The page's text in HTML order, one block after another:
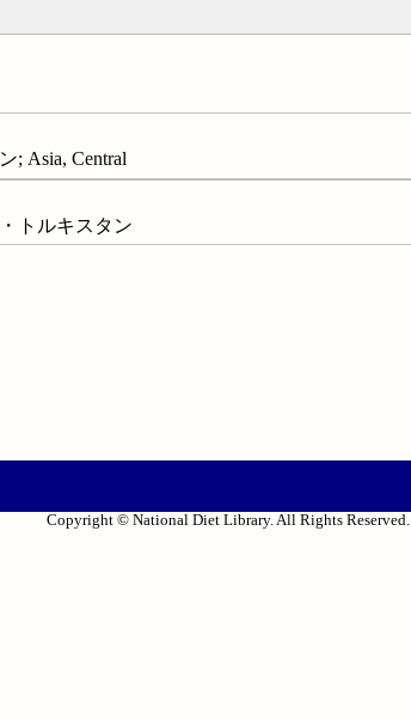
; Asia, Central
トルキスタン
Copyright © National Diet Library. All Rights Reserved.